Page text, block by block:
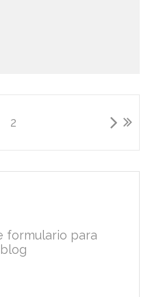
2
formulario para